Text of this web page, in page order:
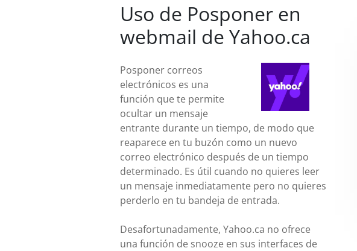
Uso de Posponer en
webmail de Yahoo.ca
Posponer correos
electrónicos es una
función que te permite
ocultar un mensaje
entrante durante un tiempo, de modo que
reaparece en tu buzón como un nuevo
correo electrónico después de un tiempo
determinado. Es útil cuando no quieres leer
un mensaje inmediatamente pero no quieres
perderlo en tu bandeja de entrada.
Desafortunadamente, Yahoo.ca no ofrece
una función de snooze en sus interfaces de